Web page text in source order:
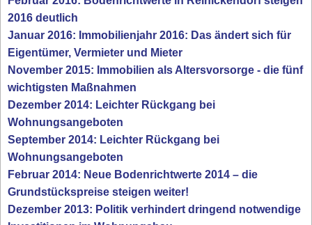
2016 deutlich
Januar 2016: Immobilienjahr 2016: Das ändert sich für
Eigentümer, Vermieter und Mieter
November 2015: Immobilien als Altersvorsorge - die fünf
wichtigsten Maßnahmen
Dezember 2014: Leichter Rückgang bei
Wohnungsangeboten
September 2014: Leichter Rückgang bei
Wohnungsangeboten
Februar 2014: Neue Bodenrichtwerte 2014 – die
Grundstückspreise steigen weiter!
Dezember 2013: Politik verhindert dringend notwendige